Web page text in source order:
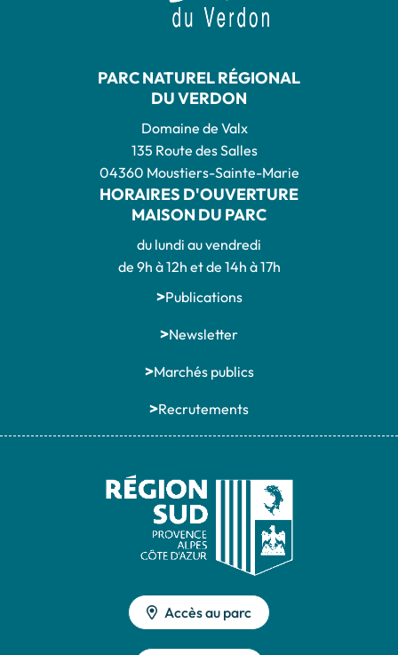
PARC NATUREL RÉGIONAL
DU VERDON
Domaine de Valx
135 Route des Salles
04360 Moustiers-Sainte-Marie
HORAIRES D'OUVERTURE
MAISON DU PARC
du lundi au vendredi
de 9h à 12h et de 14h à 17h
Publications
Newsletter
Marchés publics
Recrutements
Accès au parc